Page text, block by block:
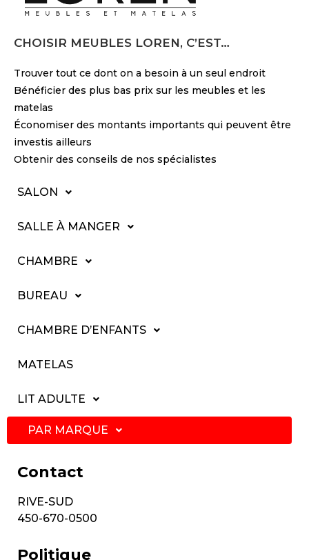
CHOISIR MEUBLES LOREN, C’EST…
Trouver tout ce dont on a besoin à un seul endroit
Bénéficier des plus bas prix sur les meubles et les
matelas
Économiser des montants importants qui peuvent être
investis ailleurs
Obtenir des conseils de nos spécialistes
SALON
SALLE À MANGER
CHAMBRE
BUREAU
CHAMBRE D’ENFANTS
MATELAS
LIT ADULTE
PAR MARQUE
Contact
RIVE-SUD
450-670-0500
Politique